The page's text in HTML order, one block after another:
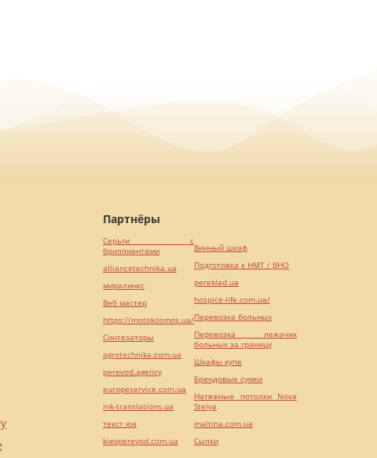
Партнёры
Серьги с
бриллиантами
alliancetechnika.ua
миралинкс
Веб мастер
https://motokosmos.ua/
Синтезаторы
agrotechnika.com.ua
perevod.agency
europeservice.com.ua
mk-translations.ua
текст юа
kievperevod.com.ua
Винный шкаф
Подготовка к НМТ / ВНО
pereklad.ua
hospice-life.com.ua/
Перевозка больных
Перевозка лежачих
больных за границу
Шкафы купе
Брендовые сумки
Натяжные потолки Nova
Stelya
maltina.com.ua
Cылки